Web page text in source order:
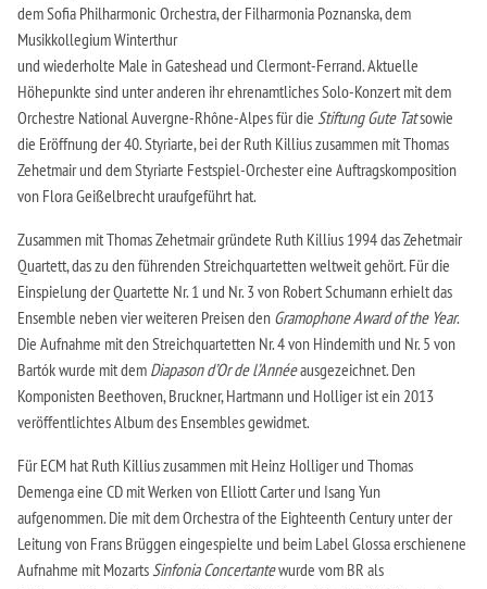
dem Sofia Philharmonic Orchestra, der Filharmonia Poznanska, dem
Musikkollegium Winterthur
und wiederholte Male in Gateshead und Clermont-Ferrand. Aktuelle
Höhepunkte sind unter anderen ihr ehrenamtliches Solo-Konzert mit dem
Orchestre National Auvergne-Rhône-Alpes für die Stiftung Gute Tatsowie
die Eröffnung der 40. Styriarte, bei der Ruth Killius zusammen mit Thomas
Zehetmair und dem Styriarte Festspiel-Orchester eine Auftragskomposition
von Flora Geißelbrecht uraufgeführt hat.
Zusammen mit Thomas Zehetmair gründete Ruth Killius 1994 das Zehetmair
Quartett, das zu den führenden Streichquartetten weltweit gehört. Für die
Einspielung der Quartette Nr. 1 und Nr. 3 von Robert Schumann erhielt das
Ensemble neben vier weiteren Preisen den Gramophone Award of the Year.
Die Aufnahme mit den Streichquartetten Nr. 4 von Hindemith und Nr. 5 von
Bartók wurde mit dem Diapason d’Or de l’Annéeausgezeichnet. Den
Komponisten Beethoven, Bruckner, Hartmann und Holliger ist ein 2013
veröffentlichtes Album des Ensembles gewidmet.
Für ECM hat Ruth Killius zusammen mit Heinz Holliger und Thomas
Demenga eine CD mit Werken von Elliott Carter und Isang Yun
aufgenommen. Die mit dem Orchestra of the Eighteenth Century unter der
Leitung von Frans Brüggen eingespielte und beim Label Glossa erschienene
Aufnahme mit MozartsSinfonia Concertantewurde vom BR als